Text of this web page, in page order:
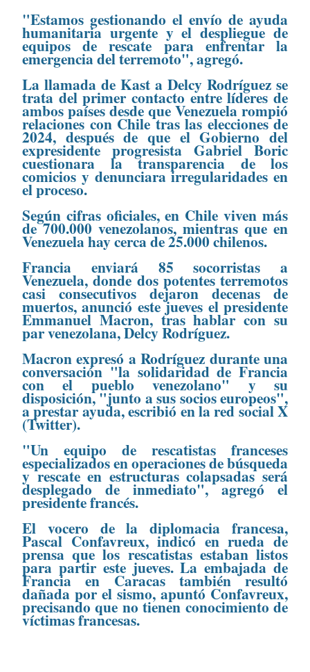
"Estamos gestionando el envío de ayuda
humanitaria urgente y el despliegue de
equipos de rescate para enfrentar la
emergencia del terremoto", agregó.
La llamada de Kast a Delcy Rodríguez se
trata del primer contacto entre líderes de
ambos países desde que Venezuela rompió
relaciones con Chile tras las elecciones de
2024, después de que el Gobierno del
expresidente progresista Gabriel Boric
cuestionara la transparencia de los
comicios y denunciara irregularidades en
el proceso.
Según cifras oficiales, en Chile viven más
de 700.000 venezolanos, mientras que en
Venezuela hay cerca de 25.000 chilenos.
Francia enviará 85 socorristas a
Venezuela, donde dos potentes terremotos
casi consecutivos dejaron decenas de
muertos, anunció este jueves el presidente
Emmanuel Macron, tras hablar con su
par venezolana, Delcy Rodríguez.
Macron expresó a Rodríguez durante una
conversación "la solidaridad de Francia
con el pueblo venezolano" y su
disposición, "junto a sus socios europeos",
a prestar ayuda, escribió en la red social X
(Twitter).
"Un equipo de rescatistas franceses
especializados en operaciones de búsqueda
y rescate en estructuras colapsadas será
desplegado de inmediato", agregó el
presidente francés.
El vocero de la diplomacia francesa,
Pascal Confavreux, indicó en rueda de
prensa que los rescatistas estaban listos
para partir este jueves. La embajada de
Francia en Caracas también resultó
dañada por el sismo, apuntó Confavreux,
precisando que no tienen conocimiento de
víctimas francesas.